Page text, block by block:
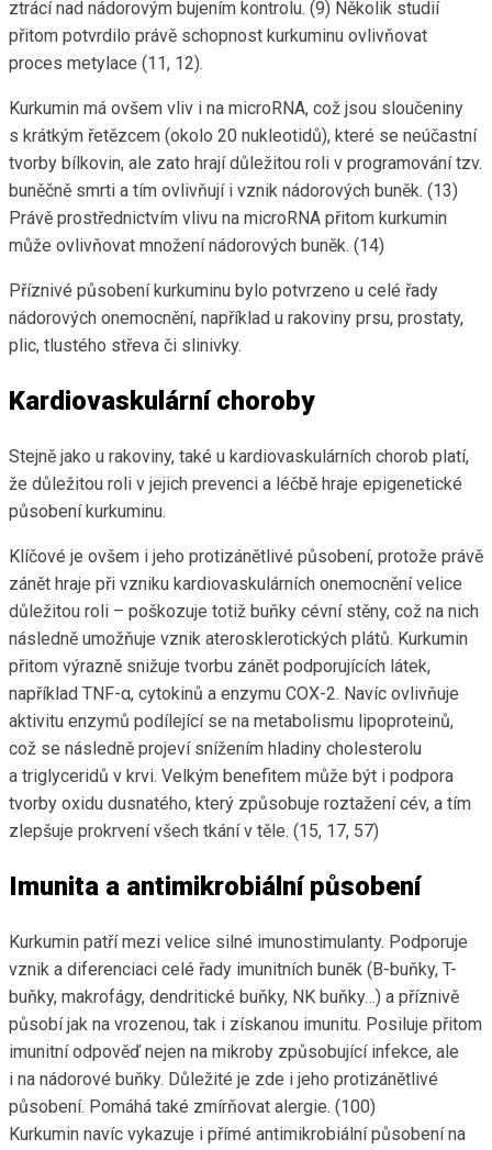
ztrácí nad nádorovým bujením kontrolu. (9) Několik studií
přitom potvrdilo právě schopnost kurkuminu ovlivňovat
proces metylace (11, 12).
Kurkumin má ovšem vliv i na microRNA, což jsou sloučeniny
s krátkým řetězcem (okolo 20 nukleotidů), které se neúčastní
tvorby bílkovin, ale zato hrají důležitou roli v programování tzv.
buněčně smrti a tím ovlivňují i vznik nádorových buněk. (13)
Právě prostřednictvím vlivu na microRNA přitom kurkumin
může ovlivňovat množení nádorových buněk. (14)
Příznivé působení kurkuminu bylo potvrzeno u celé řady
nádorových onemocnění, například u rakoviny prsu, prostaty,
plic, tlustého střeva či slinivky.
Kardiovaskulární choroby
Stejně jako u rakoviny, také u kardiovaskulárních chorob platí,
že důležitou roli v jejich prevenci a léčbě hraje epigenetické
působení kurkuminu.
Klíčové je ovšem i jeho protizánětlivé působení, protože právě
zánět hraje při vzniku kardiovaskulárních onemocnění velice
důležitou roli – poškozuje totiž buňky cévní stěny, což na nich
následně umožňuje vznik aterosklerotických plátů. Kurkumin
přitom výrazně snižuje tvorbu zánět podporujících látek,
například TNF-α, cytokinů a enzymu COX-2. Navíc ovlivňuje
aktivitu enzymů podílející se na metabolismu lipoproteinů,
což se následně projeví snížením hladiny cholesterolu
a triglyceridů v krvi. Velkým benefitem může být i podpora
tvorby oxidu dusnatého, který způsobuje roztažení cév, a tím
zlepšuje prokrvení všech tkání v těle. (15, 17, 57)
Imunita a antimikrobiální působení
Kurkumin patří mezi velice silné imunostimulanty. Podporuje
vznik a diferenciaci celé řady imunitních buněk (B-buňky, T-
buňky, makrofágy, dendritické buňky, NK buňky…) a příznivě
působí jak na vrozenou, tak i získanou imunitu. Posiluje přitom
imunitní odpověď nejen na mikroby způsobující infekce, ale
i na nádorové buňky. Důležité je zde i jeho protizánětlivé
působení. Pomáhá také zmírňovat alergie. (100)
Kurkumin navíc vykazuje i přímé antimikrobiální působení na